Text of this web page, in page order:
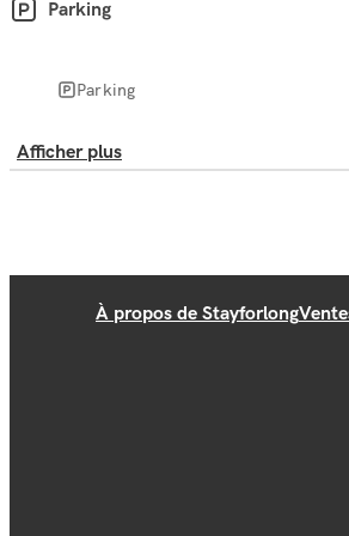
Parking
Parking
Afficher plus
À propos de Stayforlong